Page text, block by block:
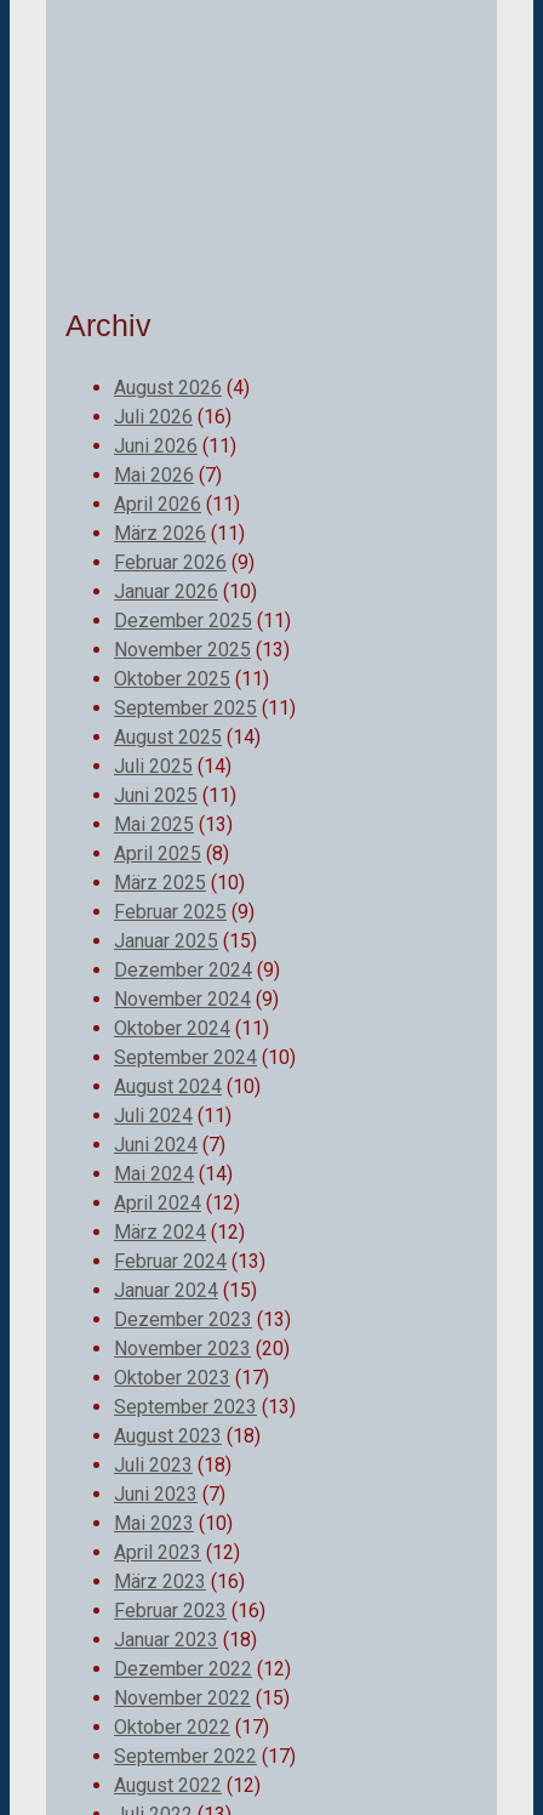
Archiv
August 2026 (4)
Juli 2026 (16)
Juni 2026 (11)
Mai 2026 (7)
April 2026 (11)
März 2026 (11)
Februar 2026 (9)
Januar 2026 (10)
Dezember 2025 (11)
November 2025 (13)
Oktober 2025 (11)
September 2025 (11)
August 2025 (14)
Juli 2025 (14)
Juni 2025 (11)
Mai 2025 (13)
April 2025 (8)
März 2025 (10)
Februar 2025 (9)
Januar 2025 (15)
Dezember 2024 (9)
November 2024 (9)
Oktober 2024 (11)
September 2024 (10)
August 2024 (10)
Juli 2024 (11)
Juni 2024 (7)
Mai 2024 (14)
April 2024 (12)
März 2024 (12)
Februar 2024 (13)
Januar 2024 (15)
Dezember 2023 (13)
November 2023 (20)
Oktober 2023 (17)
September 2023 (13)
August 2023 (18)
Juli 2023 (18)
Juni 2023 (7)
Mai 2023 (10)
April 2023 (12)
März 2023 (16)
Februar 2023 (16)
Januar 2023 (18)
Dezember 2022 (12)
November 2022 (15)
Oktober 2022 (17)
September 2022 (17)
August 2022 (12)